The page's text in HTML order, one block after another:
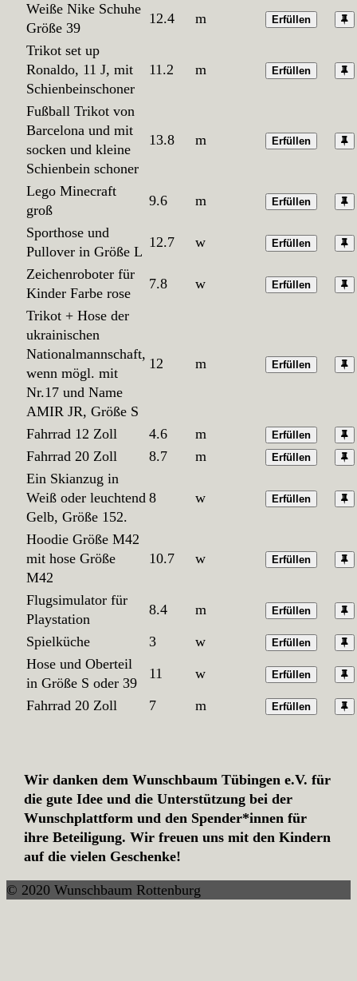
Weiße Nike Schuhe
Größe 39
12.4 m Erfüllen
Trikot set up
Ronaldo, 11 J, mit
Schienbeinschoner
11.2 m Erfüllen
Fußball Trikot von
Barcelona und mit
socken und kleine
Schienbein schoner
13.8 m Erfüllen
Lego Minecraft
groß
9.6 m Erfüllen
Sporthose und
Pullover in Größe L
12.7 w Erfüllen
Zeichenroboter für
Kinder Farbe rose
7.8 w Erfüllen
Trikot + Hose der
ukrainischen
Nationalmannschaft,
wenn mögl. mit
Nr.17 und Name
AMIR JR, Größe S
12 m Erfüllen
Fahrrad 12 Zoll 4.6 m Erfüllen
Fahrrad 20 Zoll 8.7 m Erfüllen
Ein Skianzug in
Weiß oder leuchtend
Gelb, Größe 152.
8 w Erfüllen
Hoodie Größe M42
mit hose Größe
M42
10.7 w Erfüllen
Flugsimulator für
Playstation
8.4 m Erfüllen
Spielküche 3 w Erfüllen
Hose und Oberteil
in Größe S oder 39
11 w Erfüllen
Fahrrad 20 Zoll 7 m Erfüllen
Wir danken dem Wunschbaum Tübingen e.V. für
die gute Idee und die Unterstützung bei der
Wunschplattform und den Spender*innen für
ihre Beteiligung. Wir freuen uns mit den Kindern
auf die vielen Geschenke!
© 2020 Wunschbaum Rottenburg